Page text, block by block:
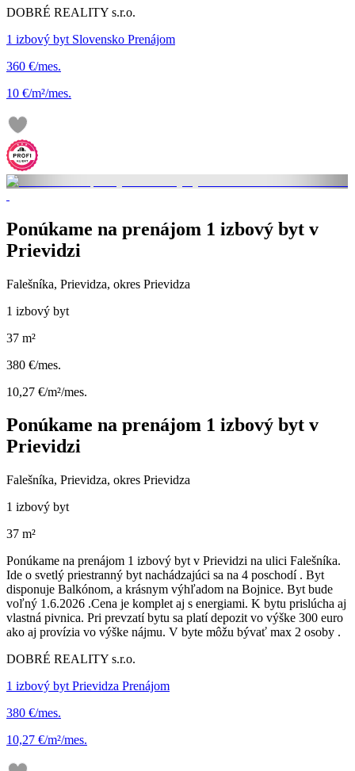
DOBRÉ REALITY s.r.o.
1 izbový byt Slovensko Prenájom
360 €/mes.
10 €/m²/mes.
Ponúkame na prenájom 1 izbový byt v
Prievidzi
Falešníka, Prievidza, okres Prievidza
1 izbový byt
37 m²
380 €/mes.
10,27 €/m²/mes.
Ponúkame na prenájom 1 izbový byt v
Prievidzi
Falešníka, Prievidza, okres Prievidza
1 izbový byt
37 m²
Ponúkame na prenájom 1 izbový byt v Prievidzi na ulici Falešníka.
Ide o svetlý priestranný byt nachádzajúci sa na 4 poschodí . Byt
disponuje Balkónom, a krásnym výhľadom na Bojnice. Byt bude
voľný 1.6.2026 .Cena je komplet aj s energiami. K bytu prislúcha aj
vlastná pivnica. Pri prevzatí bytu sa platí depozit vo výške 300 euro
ako aj provízia vo výške nájmu. V byte môžu bývať max 2 osoby .
DOBRÉ REALITY s.r.o.
1 izbový byt Prievidza Prenájom
380 €/mes.
10,27 €/m²/mes.